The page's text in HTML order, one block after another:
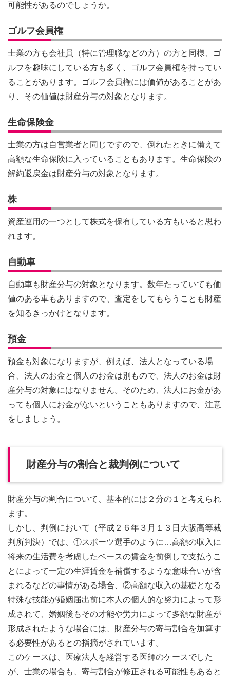
可能性があるのでしょうか。
ゴルフ会員権
士業の方も会社員（特に管理職などの方）の方と同様、ゴ
ルフを趣味にしている方も多く、ゴルフ会員権を持ってい
ることがあります。ゴルフ会員権には価値があることがあ
り、その価値は財産分与の対象となります。
生命保険金
士業の方は自営業者と同じですので、倒れたときに備えて
高額な生命保険に入っていることもあります。生命保険の
解約返戻金は財産分与の対象となります。
株
資産運用の一つとして株式を保有している方もいると思わ
れます。
自動車
自動車も財産分与の対象となります。数年たっていても価
値のある車もありますので、査定をしてもらうことも財産
を知るきっかけとなります。
預金
預金も対象になりますが、例えば、法人となっている場
合、法人のお金と個人のお金は別もので、法人のお金は財
産分与の対象にはなりません。そのため、法人にお金があ
っても個人にお金がないということもありますので、注意
をしましょう。
財産分与の割合と裁判例について
財産分与の割合について、基本的には２分の１と考えられ
ます。
しかし、判例において（平成２６年３月１３日大阪高等裁
判所判決）では、①スポーツ選手のように…高額の収入に
将来の生活費を考慮したベースの賃金を前倒しで支払うこ
とによって一定の生涯賃金を補償するような意味合いが含
まれるなどの事情がある場合、②高額な収入の基礎となる
特殊な技能が婚姻届出前に本人の個人的な努力によって形
成されて、婚姻後もその才能や労力によって多額な財産が
形成されたような場合には、財産分与の寄与割合を加算す
る必要性があるとの指摘がされています。
このケースは、医療法人を経営する医師のケースでした
が、士業の場合も、寄与割合が修正される可能性もあると